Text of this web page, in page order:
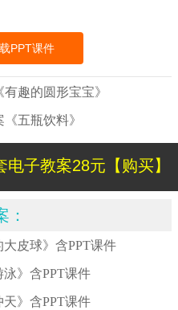
PPT课件
趣的圆形宝宝》
五瓶饮料》
电子教案28元【购买】
：
皮球》含PPT课件
》含PPT课件
》含PPT课件